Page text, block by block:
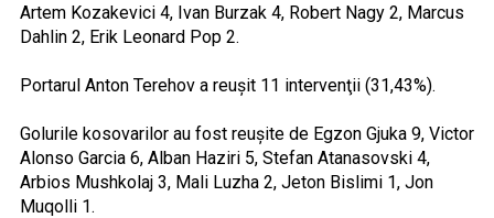
Artem Kozakevici 4, Ivan Burzak 4, Robert Nagy 2, Marcus
Dahlin 2, Erik Leonard Pop 2.
Portarul Anton Terehov a reuşit 11 intervenţii (31,43%).
Golurile kosovarilor au fost reuşite de Egzon Gjuka 9, Victor
Alonso Garcia 6, Alban Haziri 5, Stefan Atanasovski 4,
Arbios Mushkolaj 3, Mali Luzha 2, Jeton Bislimi 1, Jon
Muqolli 1.